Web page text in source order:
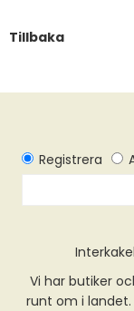
Tillbaka
Vi har butiker
runt om i